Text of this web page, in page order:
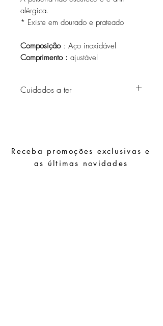
alérgica.
* Existe em dourado e prateado
Composição : Aço inoxidável
Comprimento : ajustável
Cuidados a ter
Guarde as suas peças num local seco e
evite juntá-las com peças de fácil
Receba promoções exclusivas e
as últimas novidades